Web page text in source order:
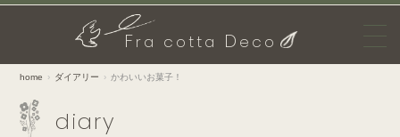
Fra cotta D eco
home ダイアリー かわいいお菓子！
diary